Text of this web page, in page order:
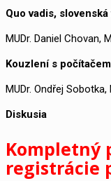
Quo vadis,
MUDr. Daniel Chovan,
Kouzlení s
MUDr. Ondřej
Diskusia
Kompletný
registrácie